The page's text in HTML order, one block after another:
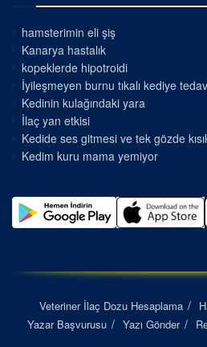
hamsterimin eli şiş
Kanarya hastalık
kopeklerde hipotroidi
İyileşmeyen burnu tıkalı kediye
Kedinin kulağındaki yara
İlaç yan etkisi
Kedide ses gitmesi ve tek gözde
Kedim kuru mama yemiyor
Veteriner İlaç Dozu Hesaplama
Yazar Başvurusu
Yazı Gönder